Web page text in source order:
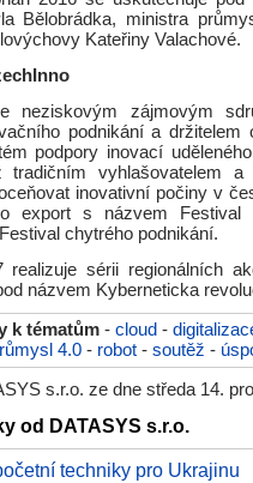
Bělobrádka, ministra
Kateřiny Valachové.
neziskovým zájmovým
podnikání a
podpory inovací
tradičním vyhlašovatelem
inovativní počiny v
export s názvem Festival
chytrého podnikání.
realizuje sérii regionálních
názvem Kyberneticka
k tématům - cloud -
4.0 - robot - soutěž -
s.r.o. ze dne středa 14.
od DATASYS s.r.o.
techniky pro Ukrajinu